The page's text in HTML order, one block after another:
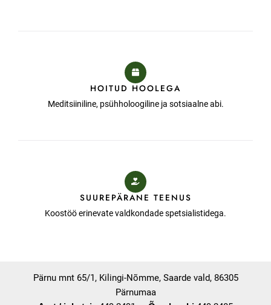
HOITUD HOOLEGA
Meditsiiniline, psühholoogiline ja sotsiaalne abi.
SUUREPÄRANE TEENUS
Koostöö erinevate valdkondade spetsialistidega.
Pärnu mnt 65/1, Kilingi-Nõmme, Saarde vald, 86305
Pärnumaa